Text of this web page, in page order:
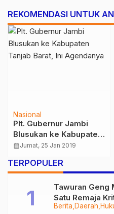
REKOMENDASI UNTUK
Nasional
Plt. Gubernur Jambi
Blusukan ke Kabupaten
Tanjab Barat, Ini
calendar_monthJumat, 25 Jan 2019
TERPOPULER
Berita Daerah
Tawuran Geng
Satu Remaja
Ditangkap